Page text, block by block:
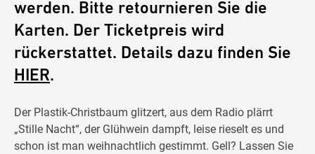
werden. Bitte retournieren Sie die
Karten. Der Ticketpreis wird
rückerstattet. Details dazu finden Sie
HIER.
Der Plastik-Christbaum glitzert, aus dem Radio plärrt
„Stille Nacht“, der Glühwein dampft, leise rieselt es und
schon ist man weihnachtlich gestimmt. Gell? Lassen Sie